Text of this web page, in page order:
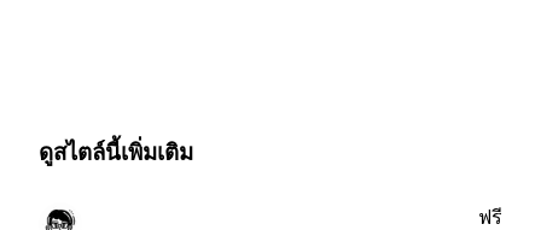
ดูสไตล์นี้เพิ่มเติม
ฟรี